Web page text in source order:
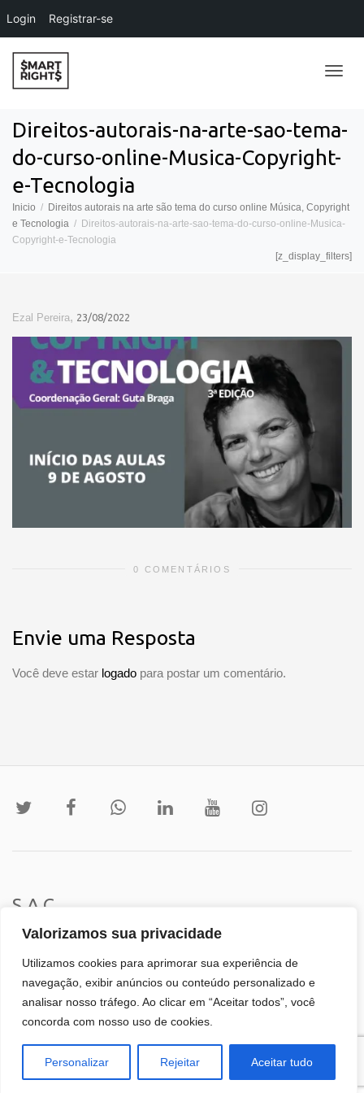
Valorizamos sua privacidade
Utilizamos cookies para aprimorar sua experiência de
navegação, exibir anúncios ou conteúdo personalizado e
analisar nosso tráfego. Ao clicar em “Aceitar todos”, você
concorda com nosso uso de cookies.
Personalizar Rejeitar Aceitar tudo
Direitos-autorais-na-arte-sao-tema-
do-curso-online-Musica-Copyright-
e-Tecnologia
Inicio
Direitos autorais na arte são tema do curso online Música, Copyright
e Tecnologia
Direitos-autorais-na-arte-sao-tema-do-curso-online-Musica-
Copyright-e-Tecnologia
[z_display_filters]
Ezal Pereira, 23/08/2022
0 COMENTÁRIOS
Envie uma Resposta
Você deve estar logado para postar um comentário.
S.A.C
Inglês ) Português
Login Registrar-se